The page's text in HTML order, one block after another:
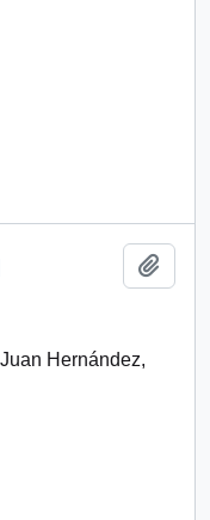
Hernández,